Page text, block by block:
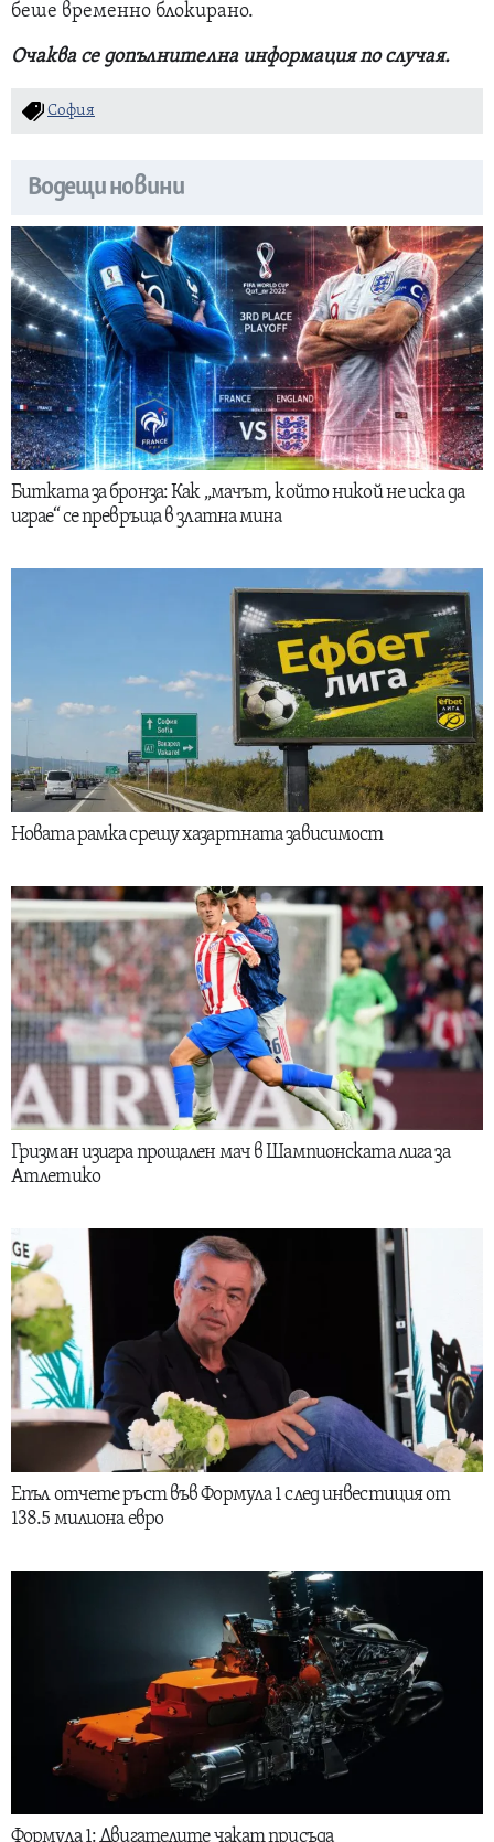
беше временно блокирано.
Очаква се допълнителна информация по случая.
София
Водещи новини
Битката за бронза: Как „мачът, който никой не иска да
играе“ се превръща в златна мина
Новата рамка срещу хазартната зависимост
Гризман изигра прощален мач в Шампионската лига за
Атлетико
Епъл отчете ръст във Формула 1 след инвестиция от
138.5 милиона евро
Формула 1: Двигателите чакат присъда